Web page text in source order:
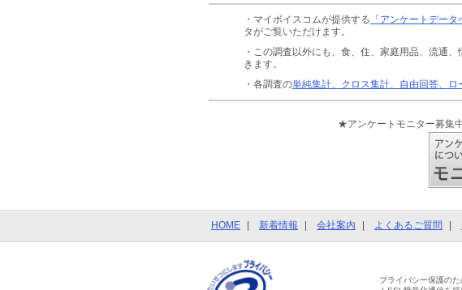
・マイボイスコムが提供する 「アンケートデー
タがご覧いただけます。
・この調査以外にも、食、住、家庭用品、流通
きます。
・各調査の単純集計、クロス集計、自由回答、ロ
★アンケートモニター募集
HOME 新着情報 会社案内 よくあるご質問
プライバシー保護の